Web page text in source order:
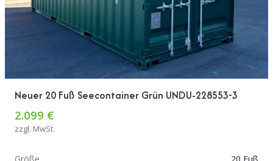
Neuer 20 Fuß Seecontainer Grün UNDU-228553-3
2.099 €
zzgl. MwSt.